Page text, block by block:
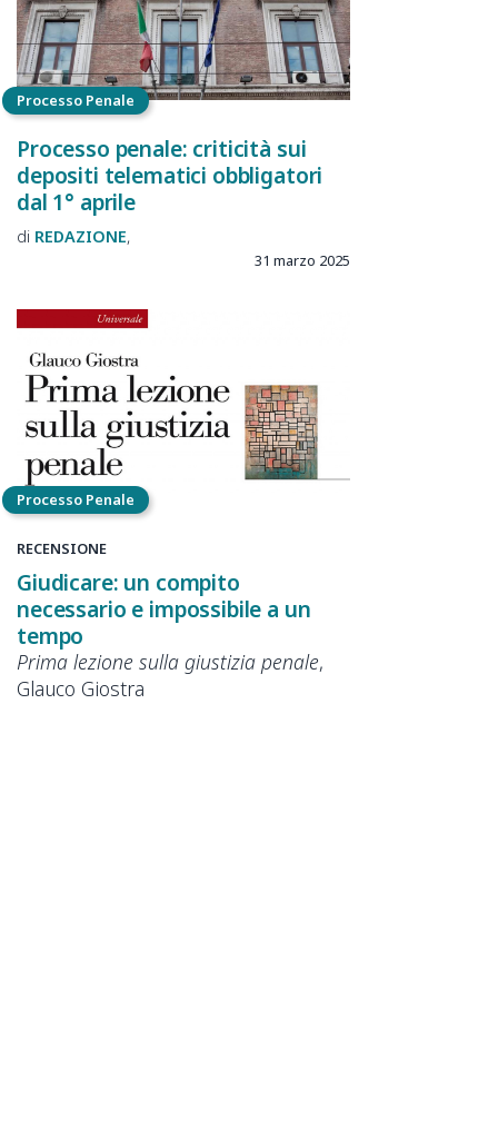
Processo Penale
Processo penale: criticità sui
depositi telematici obbligatori
dal 1° aprile
REDAZIONE
31 marzo 2025
Processo Penale
RECENSIONE
Giudicare: un compito
necessario e impossibile a un
tempo
Prima lezione sulla giustizia penale,
Glauco Giostra